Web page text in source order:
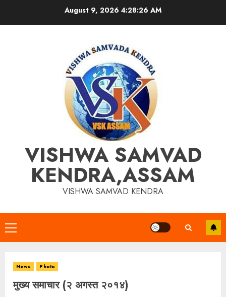
August 9, 2026 4:28:26 AM
VISHWA SAMVAD
KENDRA,ASSAM
VISHWA SAMVAD KENDRA
Primary
Menu
News Photo
मुख्य समाचार (२ अगस्त २०१४)